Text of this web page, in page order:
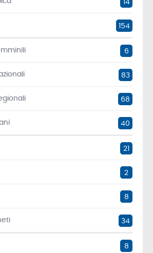
14
154
6
83
68
40
21
2
8
34
8